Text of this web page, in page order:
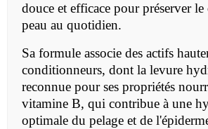
douce et efficace pour préserver
peau au quotidien.
Sa formule associe des actifs
conditionneurs, dont la levure
reconnue pour ses propriétés
vitamine B, qui contribue à une
optimale du pelage et de